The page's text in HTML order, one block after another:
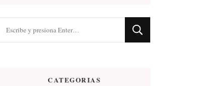
CATEGORIAS